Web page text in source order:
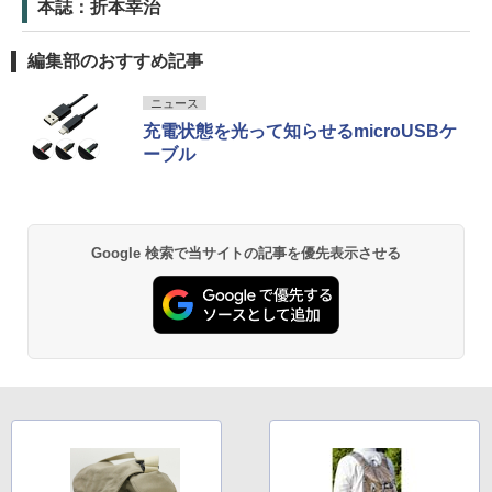
本誌：折本幸治
編集部のおすすめ記事
ニュース
充電状態を光って知らせるmicroUSBケ
ーブル
Google 検索で当サイトの記事を優先表示させる